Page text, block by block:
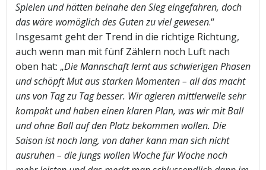
Spielen und hätten beinahe den Sieg eingefahren, doch
das wäre womöglich des Guten zu viel gewesen.“
Insgesamt geht der Trend in die richtige Richtung,
auch wenn man mit fünf Zählern noch Luft nach
oben hat: „Die Mannschaft lernt aus schwierigen Phasen
und schöpft Mut aus starken Momenten – all das macht
uns von Tag zu Tag besser. Wir agieren mittlerweile sehr
kompakt und haben einen klaren Plan, was wir mit Ball
und ohne Ball auf den Platz bekommen wollen. Die
Saison ist noch lang, von daher kann man sich nicht
ausruhen – die Jungs wollen Woche für Woche noch